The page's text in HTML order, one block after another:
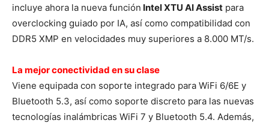
incluye ahora la nueva función Intel XTU AI Assist para
overclocking guiado por IA, así como compatibilidad con
DDR5 XMP en velocidades muy superiores a 8.000 MT/s.
La mejor conectividad en su clase
Viene equipada con soporte integrado para WiFi 6/6E y
Bluetooth 5.3, así como soporte discreto para las nuevas
tecnologías inalámbricas WiFi 7 y Bluetooth 5.4. Además,